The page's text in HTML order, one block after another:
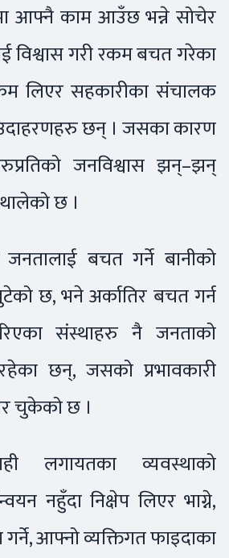
आफ्नै काम आउँछ भन्ने सोचेर
विश्वास गरी रकम बचत गरेका
लिएर सहकारीका संचालक
छन् । जसका कारण
जनविश्वास झन्–झन्
छ ।
बचत गर्ने बानीको
छ, भने अर्कातिर बचत गर्न
संस्थाहरु नै जनताको
छन्, जसको प्रभावकारी
चुकेको छ ।
लगायतका व्यवस्थाको
नहुँदा निक्षेप लिएर भाग्ने,
आफ्नो व्यक्तिगत फाइदाका